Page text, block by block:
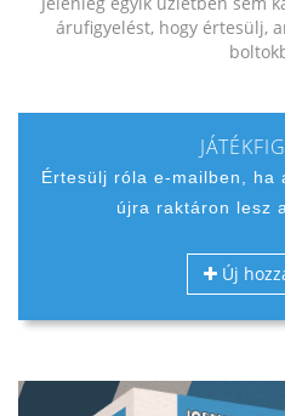
árufigyelést, hogy értesülj,
Értesülj róla e-mailben, ha
újra raktáron lesz
Új